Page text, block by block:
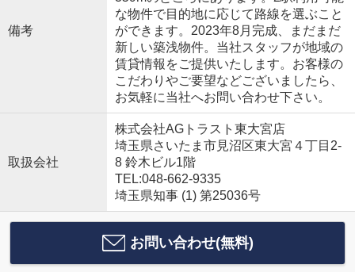
備考
な物件で目的地に応じて路線を選ぶこと
ができます。2023年8月完成、まだまだ
新しい築浅物件。当社スタッフが地域の
賃貸情報をご提供いたします。お客様の
こだわりやご要望などございましたら、
お気軽に当社へお問い合わせ下さい。
取扱会社
株式会社AGトラスト東大宮店
埼玉県さいたま市見沼区東大宮４丁目2-
8 鈴木ビル1階
TEL:048-662-9335
埼玉県知事 (1) 第25036号
お問い合わせ(無料)